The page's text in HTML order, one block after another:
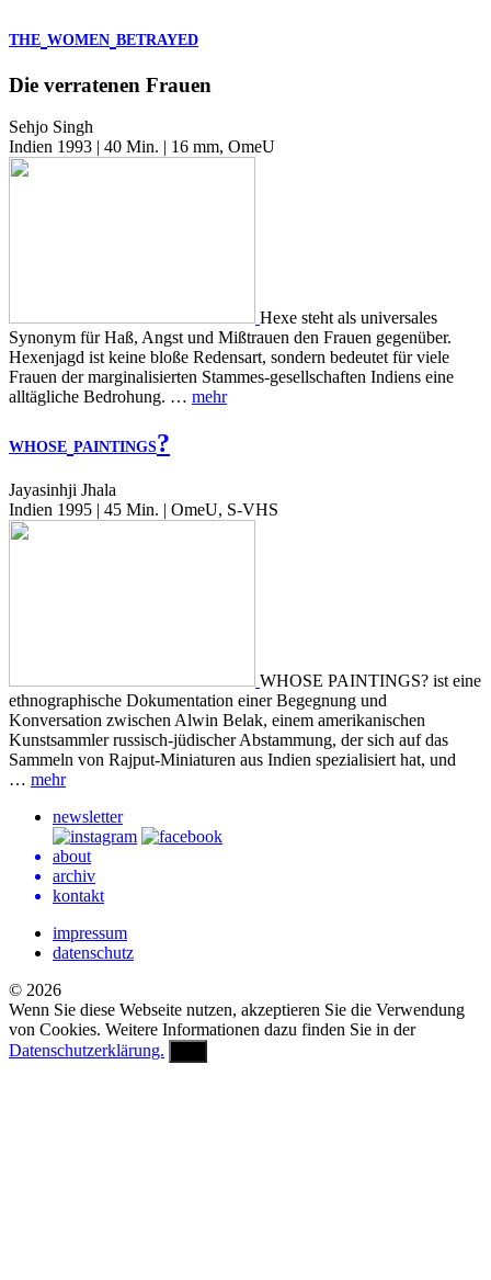
THE WOMEN BETRAYED
Die verratenen Frauen
Sehjo Singh
Indien 1993 | 40 Min. | 16 mm, OmeU
Hexe steht als universales
Synonym für Haß, Angst und Mißtrauen den Frauen gegenüber.
Hexenjagd ist keine bloße Redensart, sondern bedeutet für viele
Frauen der marginalisierten Stammes-gesellschaften Indiens eine
alltägliche Bedrohung. … mehr
WHOSE PAINTINGS?
Jayasinhji Jhala
Indien 1995 | 45 Min. | OmeU, S-VHS
WHOSE PAINTINGS? ist eine
ethnographische Dokumentation einer Begegnung und
Konversation zwischen Alwin Belak, einem amerikanischen
Kunstsammler russisch-jüdischer Abstammung, der sich auf das
Sammeln von Rajput-Miniaturen aus Indien spezialisiert hat, und
… mehr
newsletter
about
archiv
kontakt
impressum
datenschutz
© 2026
Wenn Sie diese Webseite nutzen, akzeptieren Sie die Verwendung
von Cookies. Weitere Informationen dazu finden Sie in der
Datenschutzerklärung.